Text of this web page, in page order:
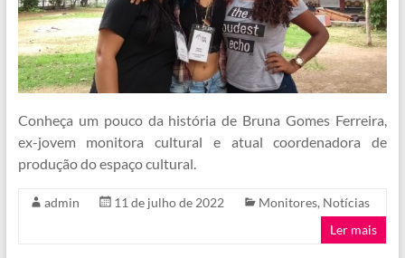
Conheça um pouco da história de Bruna Gomes Ferreira,
ex-jovem monitora cultural e atual coordenadora de
produção do espaço cultural.
admin 11 de julho de 2022 Monitores, Notícias
Ler mais